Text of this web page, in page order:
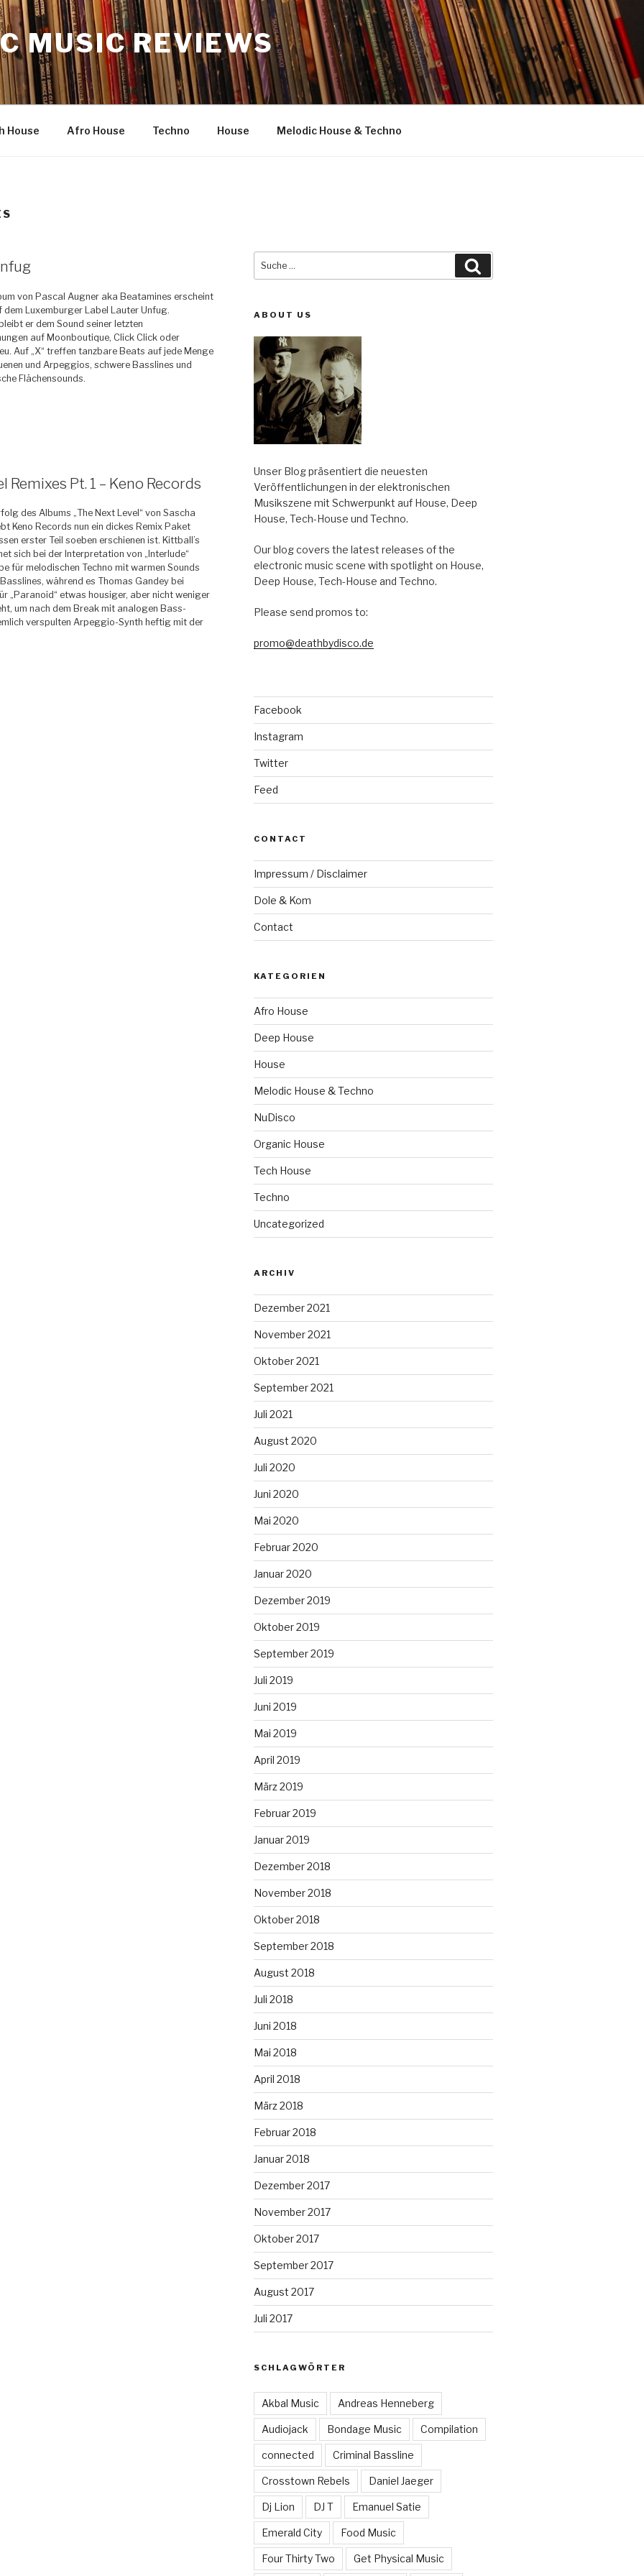
MUSIC REVIEWS
House Afro House Techno House Melodic House & Techno
von Pascal Augner aka Beatamines erscheint
dem Luxemburger Label Lauter Unfug.
er dem Sound seiner letzten
auf Moonboutique, Click Click oder
Auf „X“ treffen tanzbare Beats auf jede Menge
und Arpeggios, schwere Basslines und
Flächensounds.
Remixes Pt. 1 – Keno Records
des Albums „The Next Level“ von Sascha
Keno Records nun ein dickes Remix Paket
erster Teil soeben erschienen ist. Kittball’s
sich bei der Interpretation von „Interlude“
für melodischen Techno mit warmen Sounds
während es Thomas Gandey bei
„Paranoid“ etwas housiger, aber nicht weniger
um nach dem Break mit analogen Bass-
verspulten Arpeggio-Synth heftig mit der
Suche
ABOUT US
Unser Blog präsentiert die neuesten
Veröffentlichungen in der elektronischen
Musikszene mit Schwerpunkt auf House, Deep
House, Tech-House und Techno.
Our blog covers the latest releases of the
electronic music scene with spotlight on House,
Deep House, Tech-House and Techno.
Please send promos to:
promo@deathbydisco.de
Facebook
Instagram
Twitter
Feed
CONTACT
Impressum / Disclaimer
Dole & Kom
Contact
KATEGORIEN
Afro House
Deep House
House
Melodic House & Techno
NuDisco
Organic House
Tech House
Techno
Uncategorized
ARCHIV
Dezember 2021
November 2021
Oktober 2021
September 2021
Juli 2021
August 2020
Juli 2020
Juni 2020
Mai 2020
Februar 2020
Januar 2020
Dezember 2019
Oktober 2019
September 2019
Juli 2019
Juni 2019
Mai 2019
April 2019
März 2019
Februar 2019
Januar 2019
Dezember 2018
November 2018
Oktober 2018
September 2018
August 2018
Juli 2018
Juni 2018
Mai 2018
April 2018
März 2018
Februar 2018
Januar 2018
Dezember 2017
November 2017
Oktober 2017
September 2017
August 2017
Juli 2017
SCHLAGWÖRTER
Akbal Music Andreas Henneberg
Audiojack Bondage Music Compilation
connected Criminal Bassline
Crosstown Rebels Daniel Jaeger
Dj Lion DJ T Emanuel Satie
Emerald City Food Music
Four Thirty Two Get Physical Music